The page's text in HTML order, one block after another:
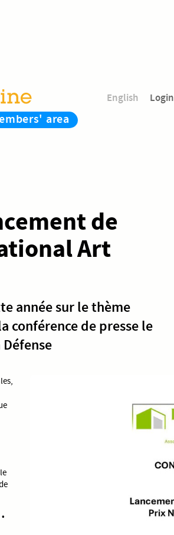
English Login
area
de
Art
année sur le thème
conférence de presse le